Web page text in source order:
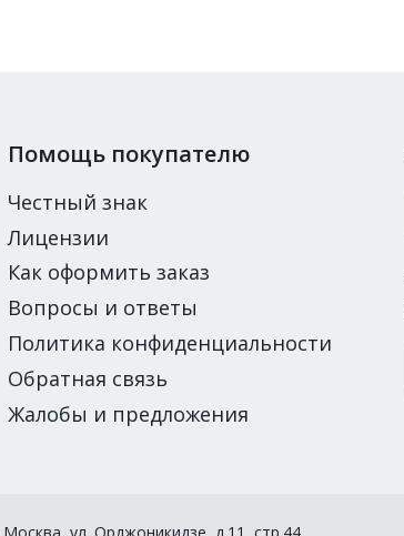
Помощь покупателю
Честный знак
Лицензии
Как оформить заказ
Вопросы и ответы
Политика конфиденциальности
Обратная связь
Жалобы и предложения
ул. Орджоникидзе, д.11, стр.44